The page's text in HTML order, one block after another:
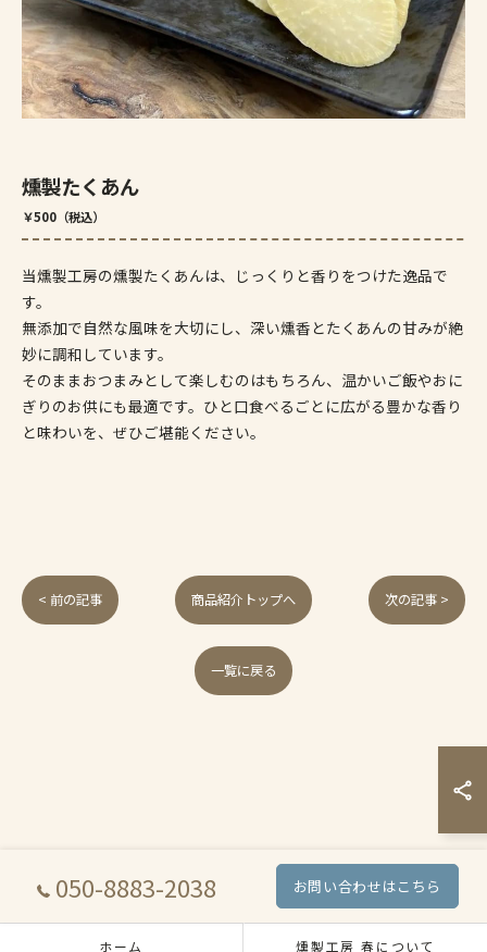
燻製たくあん
￥500（税込）
当燻製工房の燻製たくあんは、じっくりと香りをつけた逸品で
す。
無添加で自然な風味を大切にし、深い燻香とたくあんの甘みが絶
妙に調和しています。
そのままおつまみとして楽しむのはもちろん、温かいご飯やおに
ぎりのお供にも最適です。ひと口食べるごとに広がる豊かな香り
と味わいを、ぜひご堪能ください。
< 前の記事 商品紹介トップへ 次の記事 >
一覧に戻る
050-8883-2038 お問い合わせはこちら
ホーム 燻製工房 春について